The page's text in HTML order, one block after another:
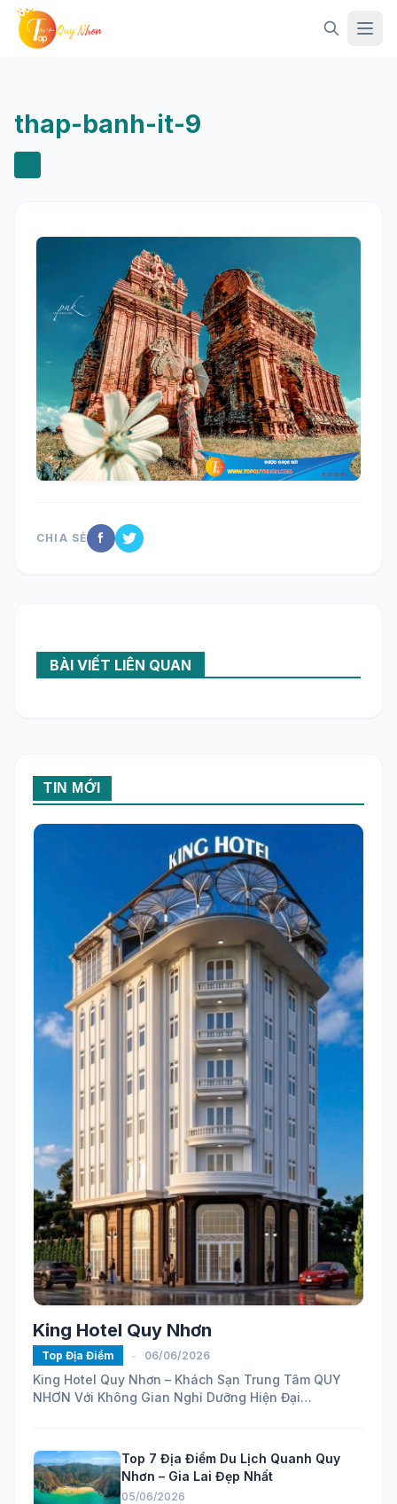
Mở
thap-banh-it-9
CHIA SẺ
BÀI VIẾT LIÊN QUAN
TIN MỚI
King Hotel Quy Nhơn
Top Địa Điểm - 06/06/2026
King Hotel Quy Nhơn – Khách Sạn Trung Tâm QUY
NHƠN Với Không Gian Nghỉ Dưỡng Hiện Đại
Top 7 Địa Điểm Du Lịch Quanh Quy
Nhơn – Gia Lai Đẹp Nhất
05/06/2026